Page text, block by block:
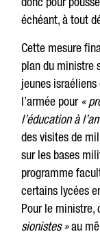
échéant, à tout
Cette mesure
plan du ministre
jeunes
l’armée pour «
l’éducation à
des visites de
sur les bases
programme
certains lycées
Pour le ministre,
sionistes »au